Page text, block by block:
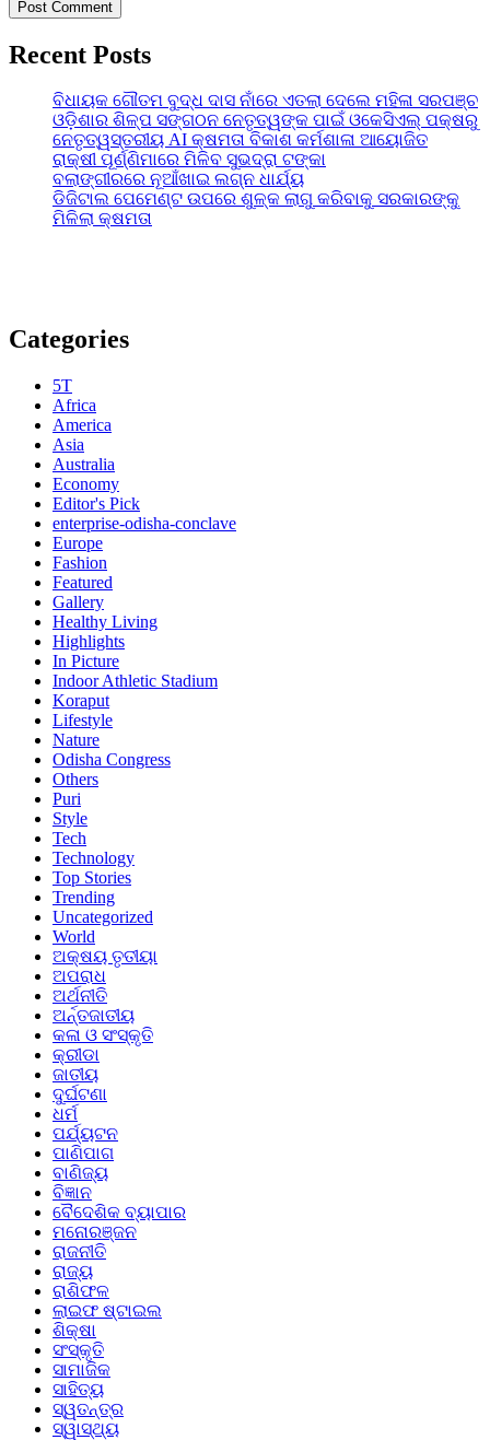
Recent Posts
ବିଧାୟକ ଗୌତମ ବୁଦ୍ଧ ଦାସ ନାଁରେ ଏତଲା ଦେଲେ ମହିଳା ସରପଞ୍ଚ
ଓଡ଼ିଶାର ଶିଳ୍ପ ସଙ୍ଗଠନ ନେତୃତ୍ୱଙ୍କ ପାଇଁ ଓକେସିଏଲ୍ ପକ୍ଷରୁ
ନେତୃତ୍ୱସ୍ତରୀୟ AI କ୍ଷମତା ବିକାଶ କର୍ମଶାଳା ଆୟୋଜିତ
ରାକ୍ଷୀ ପୂର୍ଣ୍ଣିମାରେ ମିଳିବ ସୁଭଦ୍ରା ଟଙ୍କା
ବଲାଙ୍ଗୀରରେ ନୂଆଁଖାଇ ଲଗ୍ନ ଧାର୍ଯ୍ୟ
ଡିଜିଟାଲ ପେମେଣ୍ଟ ଉପରେ ଶୁଳ୍କ ଲାଗୁ କରିବାକୁ ସରକାରଙ୍କୁ
ମିଳିଲା କ୍ଷମତା
Categories
5T
Africa
America
Asia
Australia
Economy
Editor's Pick
enterprise-odisha-conclave
Europe
Fashion
Featured
Gallery
Healthy Living
Highlights
In Picture
Indoor Athletic Stadium
Koraput
Lifestyle
Nature
Odisha Congress
Others
Puri
Style
Tech
Technology
Top Stories
Trending
Uncategorized
World
ଅକ୍ଷୟ ତୃତୀୟା
ଅପରାଧ
ଅର୍ଥନୀତି
ଅର୍ନ୍ତଜାତୀୟ
କଳା ଓ ସଂସ୍କୃତି
କ୍ରୀଡା
ଜାତୀୟ
ଦୁର୍ଘଟଣା
ଧର୍ମ
ପର୍ଯ୍ୟଟନ
ପାଣିପାଗ
ବାଣିଜ୍ୟ
ବିଜ୍ଞାନ
ବୈଦେଶିକ ବ୍ୟାପାର
ମନୋରଞ୍ଜନ
ରାଜନୀତି
ରାଜ୍ୟ
ରାଶିଫଳ
ଲାଇଫ ଷ୍ଟାଇଲ
ଶିକ୍ଷା
ସଂସ୍କୃତି
ସାମାଜିକ
ସାହିତ୍ୟ
ସ୍ୱତନ୍ତ୍ର
ସ୍ୱାସ୍ଥ୍ୟ